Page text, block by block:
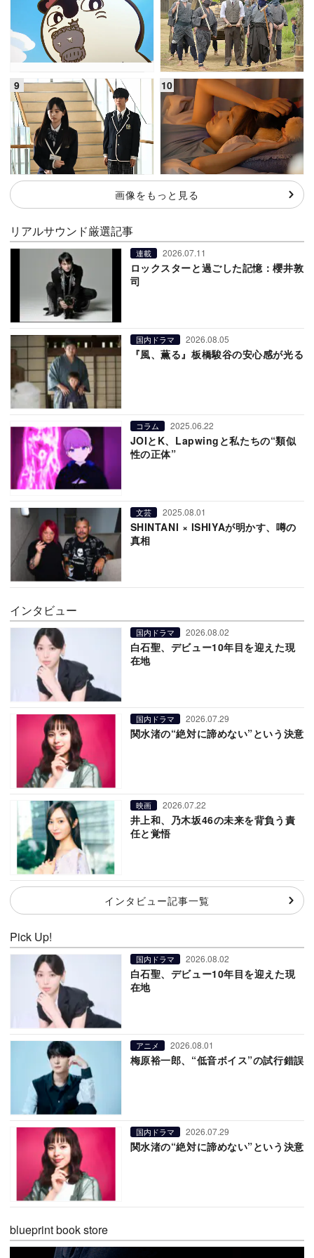
画像をもっと見る
リアルサウンド厳選記事
連載 2026.07.11
ロックスターと過ごした記憶：櫻井敦
司
国内ドラマ 2026.08.05
『風、薫る』板橋駿谷の安心感が光る
コラム 2025.06.22
JOIとK、Lapwingと私たちの“類似
性の正体”
文芸 2025.08.01
SHINTANI × ISHIYAが明かす、噂の
真相
インタビュー
国内ドラマ 2026.08.02
白石聖、デビュー10年目を迎えた現
在地
国内ドラマ 2026.07.29
関水渚の“絶対に諦めない”という決意
映画 2026.07.22
井上和、乃木坂46の未来を背負う責
任と覚悟
インタビュー記事一覧
Pick Up!
国内ドラマ 2026.08.02
白石聖、デビュー10年目を迎えた現
在地
アニメ 2026.08.01
梅原裕一郎、“低音ボイス”の試行錯誤
国内ドラマ 2026.07.29
関水渚の“絶対に諦めない”という決意
blueprint book store